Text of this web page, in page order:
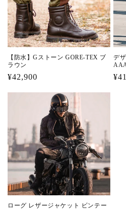
【防水】Gストーン GORE-TEX ブ
ラウン
通
¥42,900
デ
通
ローグ レザージャケット ビンテー